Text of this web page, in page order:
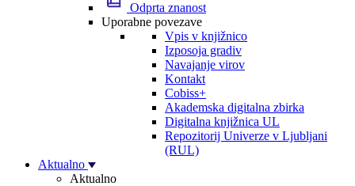
Odprta znanost
Uporabne povezave
Vpis v knjižnico
Izposoja gradiv
Navajanje virov
Kontakt
Cobiss+
Akademska digitalna zbirka
Digitalna knjižnica UL
Repozitorij Univerze v Ljubljani
(RUL)
Aktualno
Aktualno